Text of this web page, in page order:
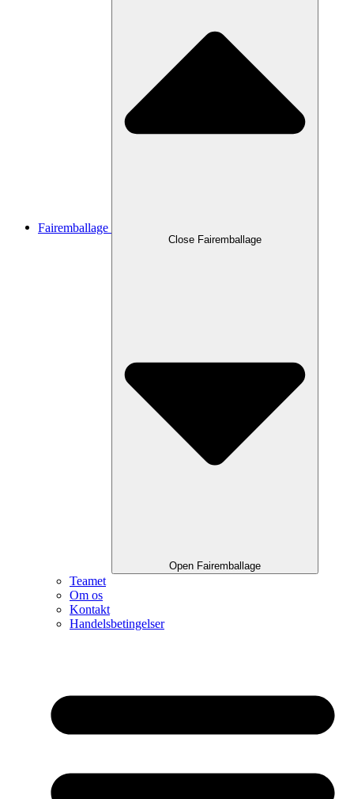
Fairemballage
Close Fairemballage
Open Fairemballage
Teamet
Om os
Kontakt
Handelsbetingelser